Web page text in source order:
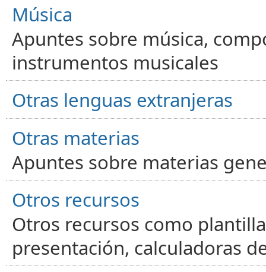
Música
Apuntes sobre música,
instrumentos musicales
Otras lenguas extranjeras
Otras materias
Apuntes sobre materias
Otros recursos
Otros recursos como
presentación, calculadoras